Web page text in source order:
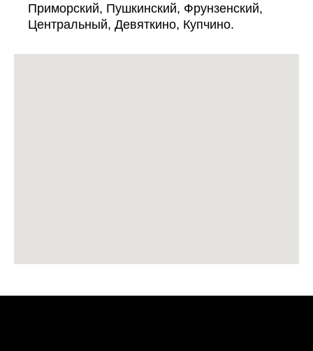
Приморский, Пушкинский, Фрунзенский,
Центральный, Девяткино, Купчино.